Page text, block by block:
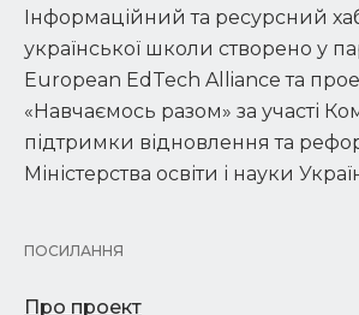
Інформаційний та ресурсний
української школи створено у
European EdTech Alliance та
«Навчаємось разом» за участі
підтримки відновлення та
Міністерства освіти і науки
ПОСИЛАННЯ
Про проект